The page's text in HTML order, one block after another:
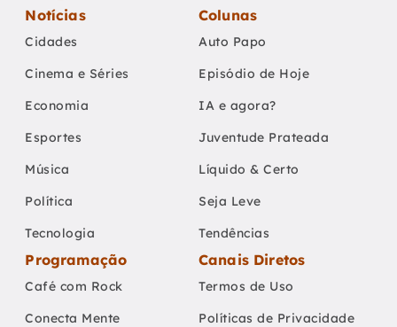
Notícias
Cidades
Cinema e Séries
Economia
Esportes
Música
Política
Tecnologia
Colunas
Auto Papo
Episódio de Hoje
IA e agora?
Juventude Prateada
Líquido & Certo
Seja Leve
Tendências
Programação
Café com Rock
Conecta Mente
Canais Diretos
Termos de Uso
Políticas de Privacidade